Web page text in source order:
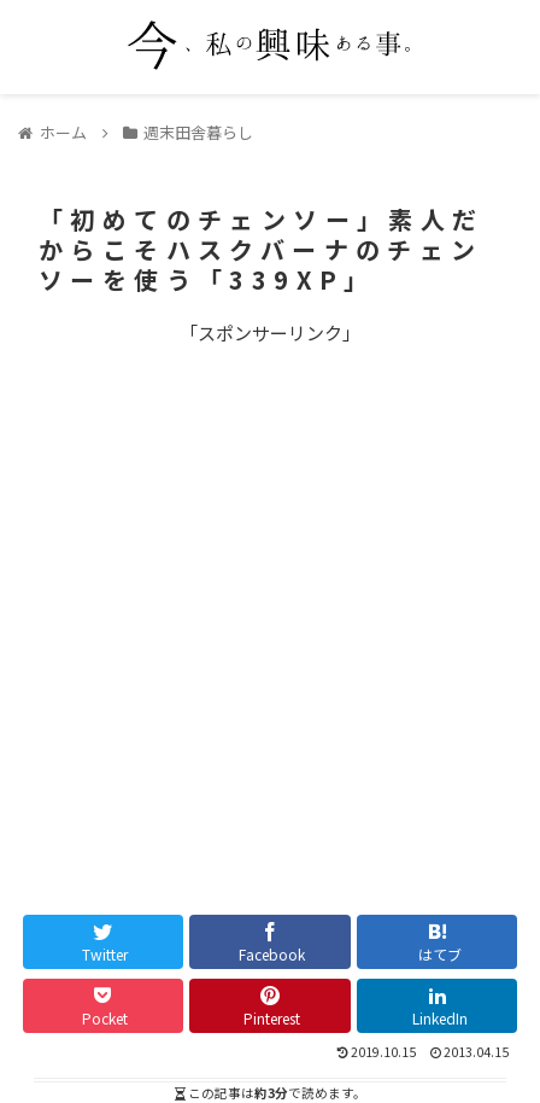
ホーム 週末田舎暮らし
「初めてのチェンソー」素人だ
からこそハスクバーナのチェン
ソーを使う「339XP」
「スポンサーリンク」
Twitter Facebook はてブ
Pocket Pinterest LinkedIn
2019.10.15 2013.04.15
この記事は約3分で読めます。